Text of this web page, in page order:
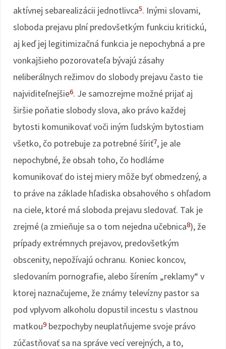
aktívnej sebarealizácii jednotlivca5. Inými slovami,
sloboda prejavu plní predovšetkým funkciu kritickú,
aj keď jej legitimizačná funkcia je nepochybná a pre
vonkajšieho pozorovateľa bývajú zásahy
neliberálnych režimov do slobody prejavu často tie
najviditeľnejšie6. Je samozrejme možné prijať aj
širšie poňatie slobody slova, ako právo každej
bytosti komunikovať voči iným ľudským bytostiam
všetko, čo potrebuje za potrebné šíriť7, je ale
nepochybné, že obsah toho, čo hodláme
komunikovať do istej miery môže byť obmedzený, a
to práve na základe hľadiska obsahového s ohľadom
na ciele, ktoré má sloboda prejavu sledovať. Tak je
zrejmé (a zmieňuje sa o tom nejedna učebnica8), že
prípady extrémnych prejavov, predovšetkým
obscenity, nepožívajú ochranu. Koniec koncov,
sledovaním pornografie, alebo šírením „reklamy“ v
ktorej naznačujeme, že známy televízny pastor sa
pod vplyvom alkoholu dopustil incestu s vlastnou
matkou9 bezpochyby neuplatňujeme svoje právo
zúčastňovať sa na správe vecí verejných, a to,